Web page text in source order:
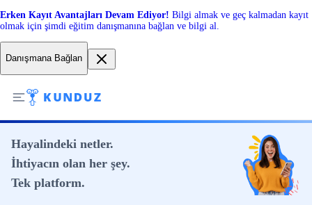
Erken Kayıt Avantajları Devam Ediyor! Bilgi almak ve geç kalmadan kayıt
olmak için şimdi eğitim danışmanına bağlan ve bilgi al.
Danışmana Bağlan
Hayalindeki netler.
İhtiyacın olan her şey.
Tek platform.